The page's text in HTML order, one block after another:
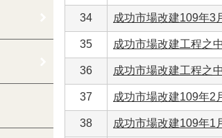
34 成功市場改建109年3
35 成功市場改建工程之
36 成功市場改建工程之
37 成功市場改建109年2
38 成功市場改建109年1